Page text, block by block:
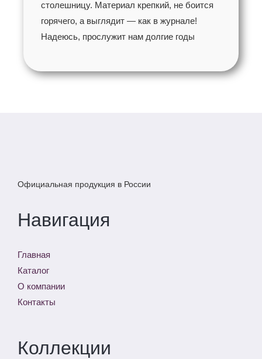
столешницу. Материал крепкий, не боится
горячего, а выглядит — как в журнале!
Надеюсь, прослужит нам долгие годы
Официальная продукция в России
Навигация
Главная
Каталог
О компании
Контакты
Коллекции